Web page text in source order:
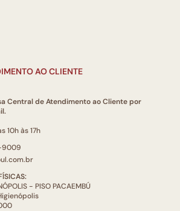
AO CLIENTE
Central de Atendimento ao Cliente por
10h às 17h
9009
- PISO PACAEMBÚ